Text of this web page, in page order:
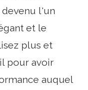
l'un
et le
plus et
pour avoir
auquel